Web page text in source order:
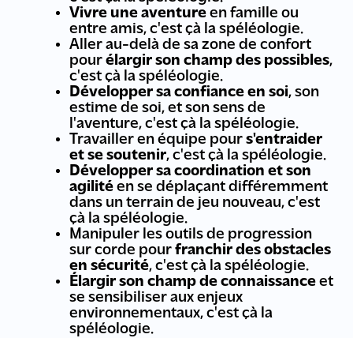
Vivre une aventure en famille ou
entre amis, c'est çà la spéléologie.
Aller au-delà de sa zone de confort
pour élargir son champ des possibles,
c'est çà la spéléologie.
Développer sa confiance en soi, son
estime de soi, et son sens de
l'aventure, c'est çà la spéléologie.
Travailler en équipe pour s'entraider
et se soutenir, c'est çà la spéléologie.
Développer sa coordination et son
agilité en se déplaçant différemment
dans un terrain de jeu nouveau, c'est
çà la spéléologie.
Manipuler les outils de progression
sur corde pour franchir des obstacles
en sécurité, c'est çà la spéléologie.
Élargir son champ de connaissance et
se sensibiliser aux enjeux
environnementaux, c'est çà la
spéléologie.